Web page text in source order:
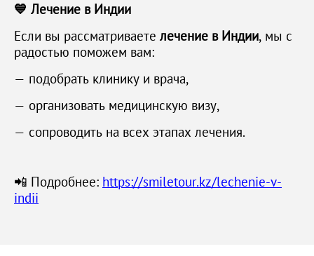
💙 Лечение в Индии
Если вы рассматриваете лечение в Индии, мы с
радостью поможем вам:
— подобрать клинику и врача,
— организовать медицинскую визу,
— сопроводить на всех этапах лечения.
📲 Подробнее: https://smiletour.kz/lechenie-v-
indii